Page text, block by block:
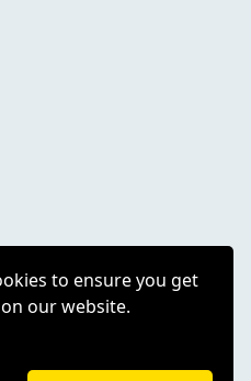
to ensure you get
our website.